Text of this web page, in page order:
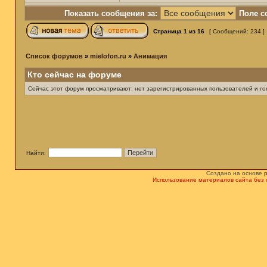
Показать сообщения за: Поле
Страница 1 из 16 [ Сообщений: 234 ]
Список форумов » mielofon.ru » Анимация
Кто сейчас на форуме
Сейчас этот форум просматривают: нет зарегистрированных пользователей и
Найти:
Создано на основе
Использование материалов сайта